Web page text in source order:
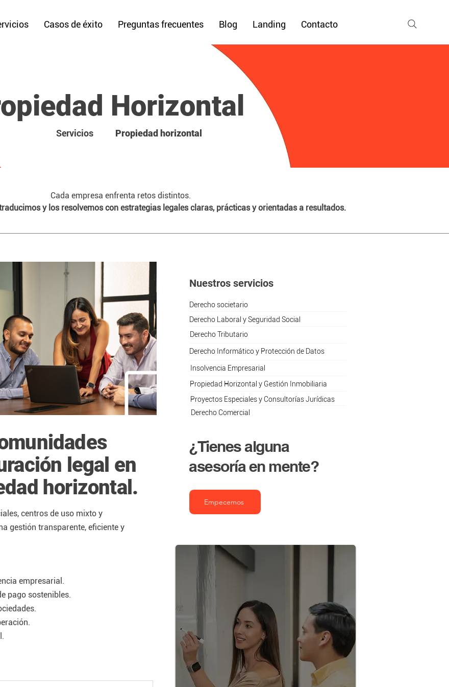
Casos de éxito Preguntas frecuentes Blog Landing Contacto
Horizontal
Servicios Propiedad horizontal
Cada empresa enfrenta retos distintos.
y los resolvemos con estrategias legales claras, prácticas y orientadas a resultados.
Nuestros servicios
Derecho societario
Derecho Laboral y Seguridad Social
Derecho Tributario
Derecho Informático y Protección de Datos
Insolvencia Empresarial
Propiedad Horizontal y Gestión Inmobiliaria
Proyectos Especiales y Consultorías Jurídicas
Derecho Comercial
legal en
horizontal.
centros de uso mixto y
gestión transparente, eficiente y
¿Tienes alguna
asesoría en mente?
Empecemos
empresarial.
pago sostenibles.